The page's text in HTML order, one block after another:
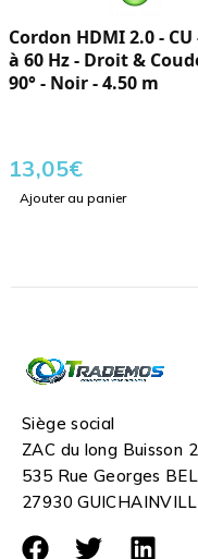
Cordon HDMI 2.0 - CU
à 60 Hz - Droit &
90° - Noir - 4.50 m
13,05€
Ajouter au panier
Siège social
ZAC du long Buisson 2
535 Rue Georges
27930